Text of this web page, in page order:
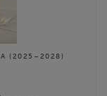
(2025–2028)